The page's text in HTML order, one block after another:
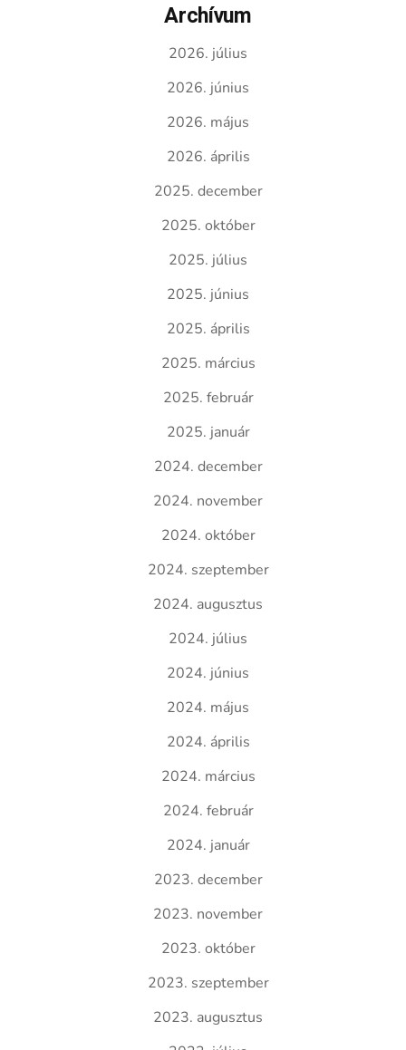
Archívum
2026. július
2026. június
2026. május
2026. április
2025. december
2025. október
2025. július
2025. június
2025. április
2025. március
2025. február
2025. január
2024. december
2024. november
2024. október
2024. szeptember
2024. augusztus
2024. július
2024. június
2024. május
2024. április
2024. március
2024. február
2024. január
2023. december
2023. november
2023. október
2023. szeptember
2023. augusztus